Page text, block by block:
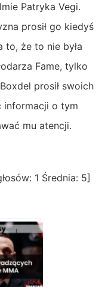
Patryka Vegi.
prosił go kiedyś
to, że to nie była
Fame, tylko
prosił swoich
informacji o tym
mu atencji.
1 Średnia: 5]